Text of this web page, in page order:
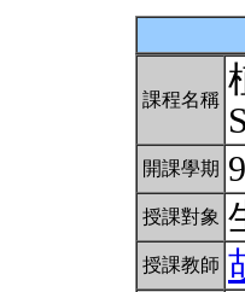
課程名稱
開課學期
授課對象
授課教師